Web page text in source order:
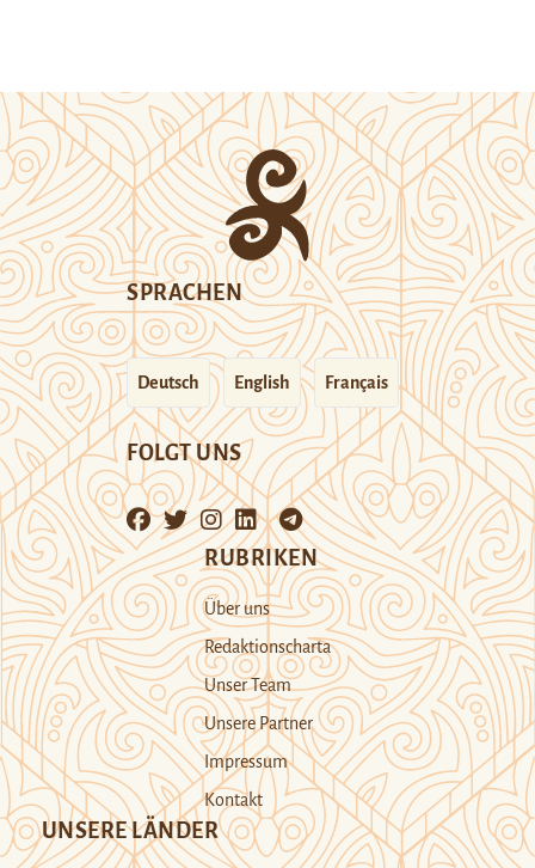
SPRACHEN
Deutsch English Français
FOLGT UNS
RUBRIKEN
Über uns
Redaktionscharta
Unser Team
Unsere Partner
Impressum
Kontakt
UNSERE LÄNDER